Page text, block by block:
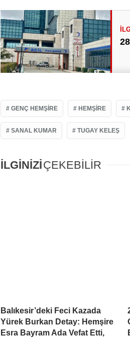
GENÇ HEMŞIRE HEMŞIRE
SANAL KUMAR TUGAY KELEŞ
İLGİNİZİÇEKEBİLİR
Balıkesir’deki Feci Kazada
Yürek Burkan Detay: Hemşire
Esra Bayram Ada Vefat Etti,